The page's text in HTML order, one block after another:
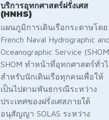
บริการอุทกศาสตร์ฝรั่งเศส
(HNHS)
แผนภูมิการเดินเรือกระดาษโดย
French Naval Hydrographic and
Oceanographic Service
SHOM ทำหน้าที่อุทกศาสตร์ทั่ว
สำหรับนักเดินเรือทุกคนเพื่อให้
เป็นไปตามพันธกรณีระหว่าง
ประเทศของฝรั่งเศสภายใต้
อนุสัญญา SOLAS ระหว่าง